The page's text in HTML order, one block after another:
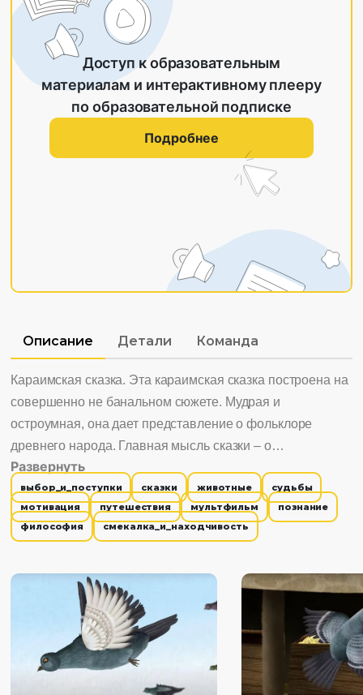
Доступ к образовательным
материалам и интерактивному плееру
по образовательной подписке
Подробнее
Описание Детали Команда
Караимская сказка. Эта караимская сказка построена на
совершенно не банальном сюжете. Мудрая и
остроумная, она дает представление о фольклоре
древнего народа. Главная мысль сказки – о
невозможности обмануть природу и занять
несвойственное место в жизни. И о том, что каждый
хорош на своем месте. Интересно смотреть, потому что:
1. Главная мысль сказки: будь тем – кто ты есть. 2.
родных и близких.
Развернуть
выбор_и_поступки сказки животные
судьбы
мотивация
путешествия мультфильм
познание
философия
смекалка_и_находчивость